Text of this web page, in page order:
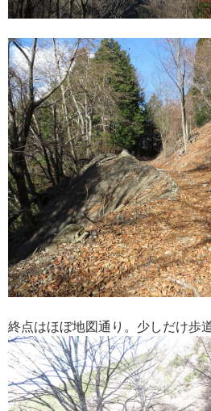
終点はほぼ地図通り。少しだけ歩